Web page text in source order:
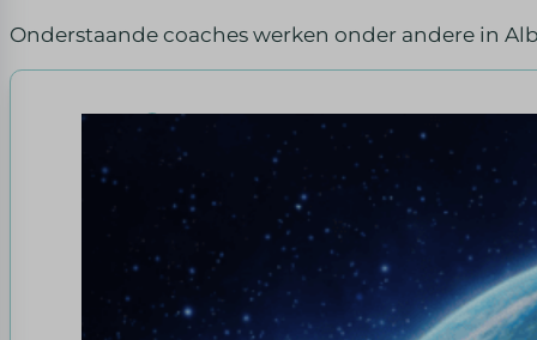
Onderstaande coaches werken onder andere in